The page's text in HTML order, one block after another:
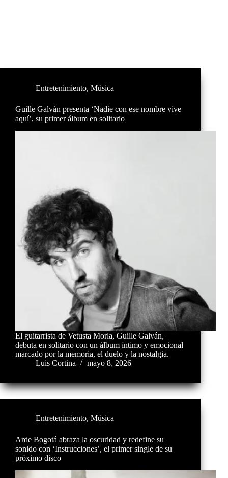
Entretenimiento, Música
Guille Galván presenta ‘Nadie con ese nombre vive
aquí’, su primer álbum en solitario
El guitarrista de Vetusta Morla, Guille Galván,
debuta en solitario con un álbum íntimo y emocional
marcado por la memoria, el duelo y la nostalgia.
Luis Cortina
mayo 8, 2026
Entretenimiento, Música
Arde Bogotá abraza la oscuridad y redefine su
sonido con ‘Instrucciones’, el primer single de su
próximo disco